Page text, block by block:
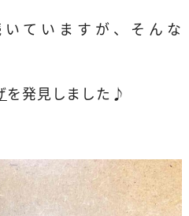
ていますが、そんな
を発見しました♪